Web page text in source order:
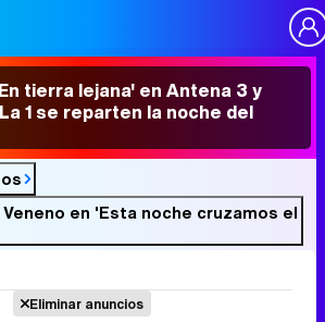
tierra lejana' en Antena 3 y
1 se reparten la noche del
en 'Esta noche cruzamos el
Eliminar anuncios